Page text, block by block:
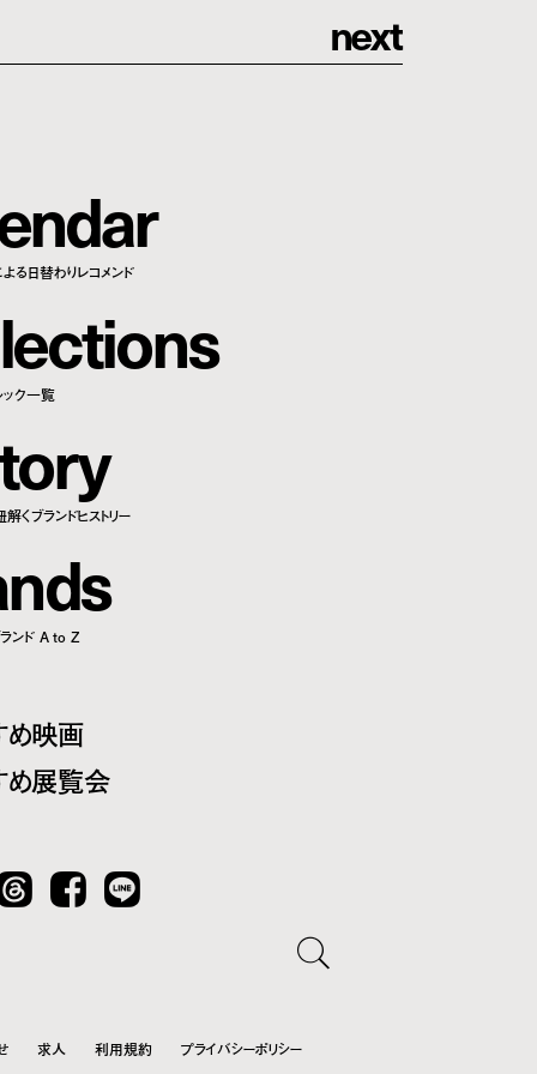
next
ndar
る日替わりレコメンド
ections
ック一覧
ory
くブランドヒストリー
nds
ランド A to Z
映画
展覧会
Facebook LINE
求人 利用規約 プライバシーポリシー